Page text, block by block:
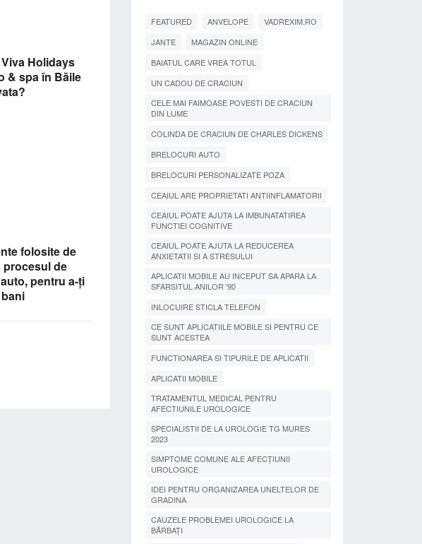
Holidays
& spa în Băile
folosite de
de
pentru a-ți
FEATURED ANVELOPE
VADREXIM.RO
JANTE
MAGAZIN ONLINE
BAIATUL CARE VREA TOTUL
UN CADOU DE CRACIUN
CELE MAI FAIMOASE POVESTI DE CRACIUN
DIN LUME
COLINDA DE CRACIUN DE CHARLES DICKENS
BRELOCURI AUTO
BRELOCURI PERSONALIZATE POZA
CEAIUL ARE PROPRIETATI ANTIINFLAMATORII
CEAIUL POATE AJUTA LA IMBUNATATIREA
FUNCTIEI COGNITIVE
CEAIUL POATE AJUTA LA REDUCEREA
ANXIETATII SI A STRESULUI
APLICATII MOBILE AU INCEPUT SA APARA LA
SFARSITUL ANILOR '90
INLOCUIRE STICLA TELEFON
CE SUNT APLICATIILE MOBILE SI PENTRU CE
SUNT ACESTEA
FUNCTIONAREA SI TIPURILE DE APLICATII
APLICATII MOBILE
TRATAMENTUL MEDICAL PENTRU
AFECTIUNILE UROLOGICE
SPECIALISTII DE LA UROLOGIE TG MURES
2023
SIMPTOME COMUNE ALE AFECȚIUNII
UROLOGICE
IDEI PENTRU ORGANIZAREA UNELTELOR DE
GRADINA
CAUZELE PROBLEMEI UROLOGICE LA
BĂRBAȚI